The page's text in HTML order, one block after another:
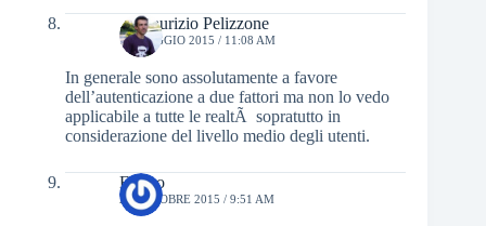
.:: Maurizio Pelizzone
16 MAGGIO 2015 / 11:08 AM
In generale sono assolutamente a favore
dell’autenticazione a due fattori ma non lo vedo
applicabile a tutte le realtÃ sopratutto in
considerazione del livello medio degli utenti.
Enrico
22 OTTOBRE 2015 / 9:51 AM